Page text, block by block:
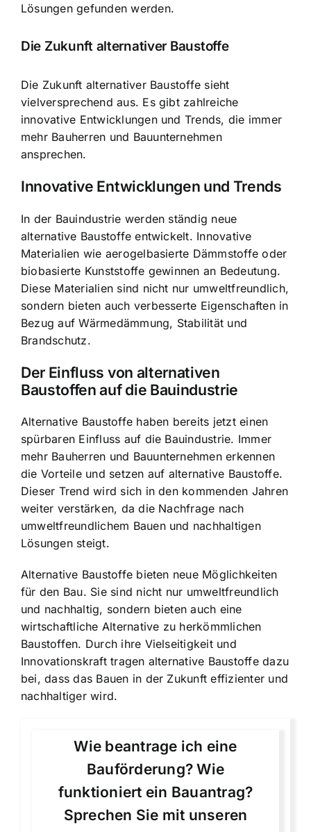
Lösungen gefunden werden.
Die Zukunft alternativer Baustoffe
Die Zukunft alternativer Baustoffe sieht
vielversprechend aus. Es gibt zahlreiche
innovative Entwicklungen und Trends, die immer
mehr Bauherren und Bauunternehmen
ansprechen.
Innovative Entwicklungen und Trends
In der Bauindustrie werden ständig neue
alternative Baustoffe entwickelt. Innovative
Materialien wie aerogelbasierte Dämmstoffe oder
biobasierte Kunststoffe gewinnen an Bedeutung.
Diese Materialien sind nicht nur umweltfreundlich,
sondern bieten auch verbesserte Eigenschaften in
Bezug auf Wärmedämmung, Stabilität und
Brandschutz.
Der Einfluss von alternativen
Baustoffen auf die Bauindustrie
Alternative Baustoffe haben bereits jetzt einen
spürbaren Einfluss auf die Bauindustrie. Immer
mehr Bauherren und Bauunternehmen erkennen
die Vorteile und setzen auf alternative Baustoffe.
Dieser Trend wird sich in den kommenden Jahren
weiter verstärken, da die Nachfrage nach
umweltfreundlichem Bauen und nachhaltigen
Lösungen steigt.
Alternative Baustoffe bieten neue Möglichkeiten
für den Bau. Sie sind nicht nur umweltfreundlich
und nachhaltig, sondern bieten auch eine
wirtschaftliche Alternative zu herkömmlichen
Baustoffen. Durch ihre Vielseitigkeit und
Innovationskraft tragen alternative Baustoffe dazu
bei, dass das Bauen in der Zukunft effizienter und
nachhaltiger wird.
Wie beantrage ich eine
Bauförderung? Wie
funktioniert ein Bauantrag?
Sprechen Sie mit unseren